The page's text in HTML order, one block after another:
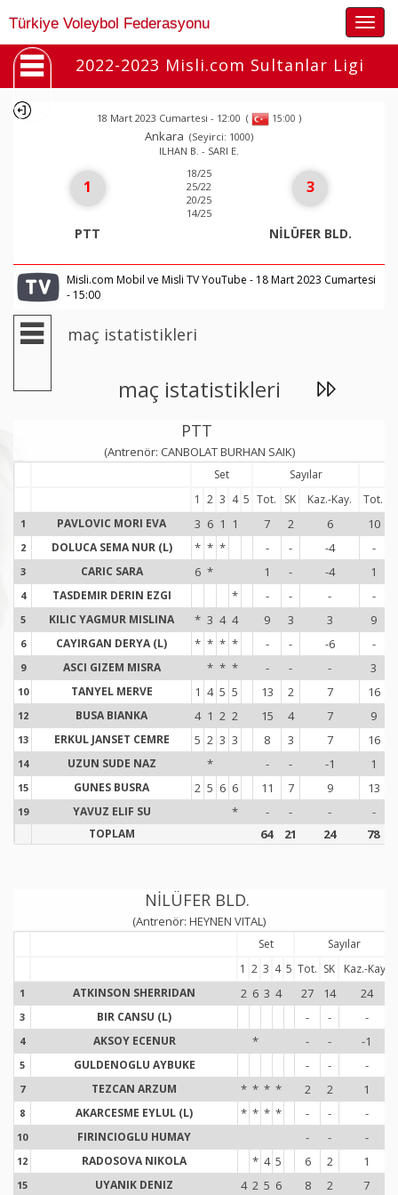
Türkiye Voleybol Federasyonu
2022-2023 Misli.com Sultanlar Ligi
18 Mart 2023 Cumartesi - 12:00 ( 15:00 )
Ankara (Seyirci: 1000)
ILHAN B. - SARI E.
1
PTT
18/25
25/22
20/25
14/25
3
NİLÜFER BLD.
Misli.com Mobil ve Misli TV YouTube - 18 Mart 2023 Cumartesi
- 15:00
maç istatistikleri
maç istatistikleri
PTT
(Antrenör: CANBOLAT BURHAN SAIK)
Set Sayılar
1 2 3 4 5 Tot. SK Kaz.-Kay. Tot.
1 PAVLOVIC MORI EVA 3 6 1 1 7 2 6 10
2 DOLUCA SEMA NUR (L) * * * - - -4 -
3 CARIC SARA 6 * 1 - -4 1
4 TASDEMIR DERIN EZGI * - - - -
5 KILIC YAGMUR MISLINA * 3 4 4 9 3 3 9
6 CAYIRGAN DERYA (L) * * * * - - -6 -
9 ASCI GIZEM MISRA * * * - - - 3
10 TANYEL MERVE 1 4 5 5 13 2 7 16
12 BUSA BIANKA 4 1 2 2 15 4 7 9
13 ERKUL JANSET CEMRE 5 2 3 3 8 3 7 16
14 UZUN SUDE NAZ * - - -1 1
15 GUNES BUSRA 2 5 6 6 11 7 9 13
19 YAVUZ ELIF SU * - - - -
TOPLAM 64 21 24 78
NİLÜFER BLD.
(Antrenör: HEYNEN VITAL)
Set
Sayılar
1 2 3 4 5 Tot. SK Kaz.-Kay.
1 ATKINSON SHERRIDAN 2 6 3 4 27 14 24
3 BIR CANSU (L) - - -
4 AKSOY ECENUR * - - -1
5 GULDENOGLU AYBUKE - - -
7 TEZCAN ARZUM * * * * 2 2 1
8 AKARCESME EYLUL (L) * * * * - - -
10 FIRINCIOGLU HUMAY - - -
12 RADOSOVA NIKOLA * 4 5 6 2 1
15 UYANIK DENIZ 4 2 5 6 8 2 7